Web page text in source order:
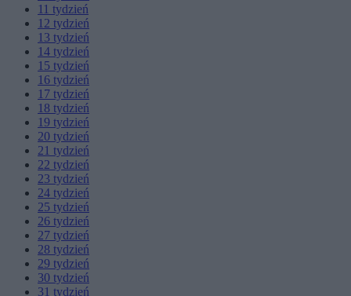
11 tydzień
12 tydzień
13 tydzień
14 tydzień
15 tydzień
16 tydzień
17 tydzień
18 tydzień
19 tydzień
20 tydzień
21 tydzień
22 tydzień
23 tydzień
24 tydzień
25 tydzień
26 tydzień
27 tydzień
28 tydzień
29 tydzień
30 tydzień
31 tydzień